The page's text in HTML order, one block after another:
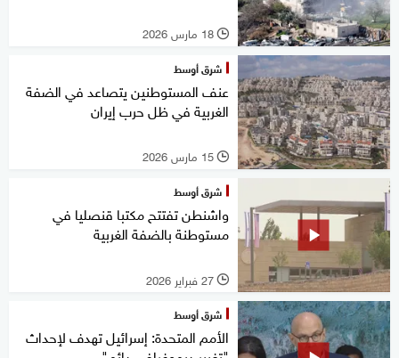
l 18 مارس 2026
شرق أوسط
عنف المستوطنين يتصاعد في الضفة
الغربية في ظل حرب إيران
l 15 مارس 2026
شرق أوسط
واشنطن تفتتح مكتبا قنصليا في
مستوطنة بالضفة الغربية
l 27 فبراير 2026
شرق أوسط
الأمم المتحدة: إسرائيل تهدف لإحداث